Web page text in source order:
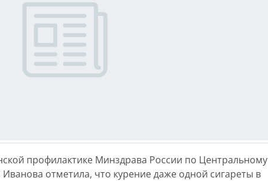
профилактике Минздрава России по Центральному
отметила, что курение даже одной сигареты в